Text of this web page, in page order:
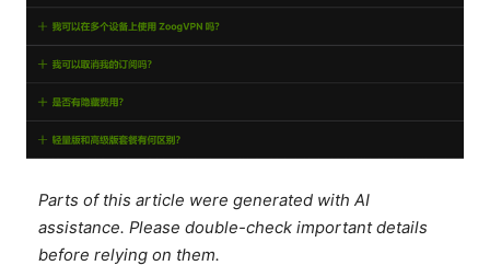
Parts of this article were generated with AI
assistance. Please double-check important details
before relying on them.